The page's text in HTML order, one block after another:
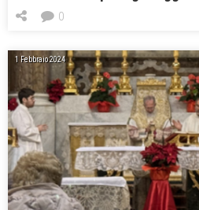
0
1 Febbraio 2024